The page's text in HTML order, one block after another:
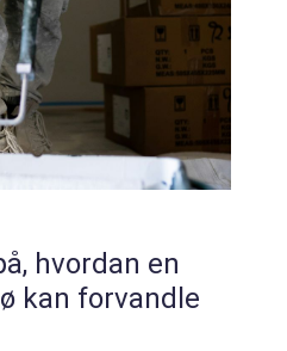
hvordan en
kan forvandle